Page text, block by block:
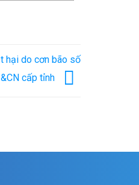
hại do cơn bão số
cấp tỉnh